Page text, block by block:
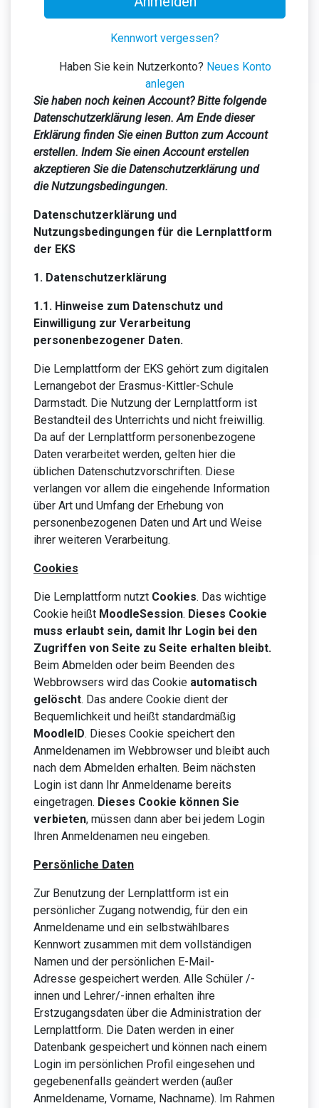
Kennwort vergessen?
Haben Sie kein Nutzerkonto? Neues Konto
anlegen
Sie haben noch keinen Account? Bitte folgende
Datenschutzerklärung lesen. Am Ende dieser
Erklärung finden Sie einen Button zum Account
erstellen. Indem Sie einen Account erstellen
akzeptieren Sie die Datenschutzerklärung und
die Nutzungsbedingungen.
Datenschutzerklärung und
Nutzungsbedingungen für die Lernplattform
der EKS
1. Datenschutzerklärung
1.1. Hinweise zum Datenschutz und
Einwilligung zur Verarbeitung
personenbezogener Daten.
Die Lernplattform der EKS gehört zum digitalen
Lernangebot der Erasmus-Kittler-Schule
Darmstadt. Die Nutzung der Lernplattform ist
Bestandteil des Unterrichts und nicht freiwillig.
Da auf der Lernplattform personenbezogene
Daten verarbeitet werden, gelten hier die
üblichen Datenschutzvorschriften. Diese
verlangen vor allem die eingehende Information
über Art und Umfang der Erhebung von
personenbezogenen Daten und Art und Weise
ihrer weiteren Verarbeitung.
Cookies
Die Lernplattform nutzt Cookies. Das wichtige
Cookie heißt MoodleSession. Dieses Cookie
muss erlaubt sein, damit Ihr Login bei den
Zugriffen von Seite zu Seite erhalten bleibt.
Beim Abmelden oder beim Beenden des
Webbrowsers wird das Cookie automatisch
gelöscht. Das andere Cookie dient der
Bequemlichkeit und heißt standardmäßig
MoodleID. Dieses Cookie speichert den
Anmeldenamen im Webbrowser und bleibt auch
nach dem Abmelden erhalten. Beim nächsten
Login ist dann Ihr Anmeldename bereits
eingetragen. Dieses Cookie können Sie
verbieten, müssen dann aber bei jedem Login
Ihren Anmeldenamen neu eingeben.
Persönliche Daten
Zur Benutzung der Lernplattform ist ein
persönlicher Zugang notwendig, für den ein
Anmeldename und ein selbstwählbares
Kennwort zusammen mit dem vollständigen
Namen und der persönlichen E-Mail-
Adresse gespeichert werden. Alle Schüler /-
innen und Lehrer/-innen erhalten ihre
Erstzugangsdaten über die Administration der
Lernplattform. Die Daten werden in einer
Datenbank gespeichert und können nach einem
Login im persönlichen Profil eingesehen und
gegebenenfalls geändert werden (außer
Anmeldename, Vorname, Nachname). Im Rahmen